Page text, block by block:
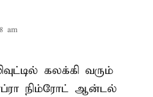
am
கலக்கி வரும்
நிம்ரோட் ஆன்டல்